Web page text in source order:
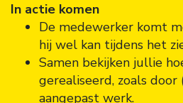
In actie komen
De medewerker komt
hij wel kan tijdens het
Samen bekijken jullie
gerealiseerd, zoals
aangepast werk.